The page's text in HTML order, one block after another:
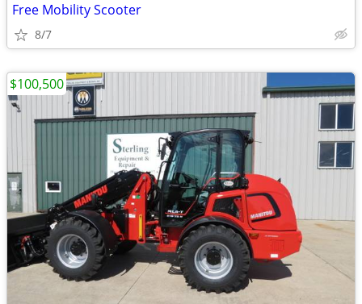
Free Mobility Scooter
8/7
$100,500